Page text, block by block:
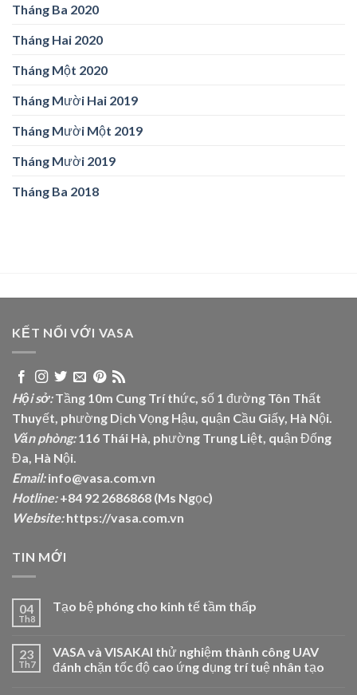
Tháng Ba 2020
Tháng Hai 2020
Tháng Một 2020
Tháng Mười Hai 2019
Tháng Mười Một 2019
Tháng Mười 2019
Tháng Ba 2018
KẾT NỐI VỚI VASA
Hội sở:Tầng 10m Cung Trí thức, số 1 đường Tôn Thất
Thuyết, phường Dịch Vọng Hậu, quận Cầu Giấy, Hà Nội.
Văn phòng:116 Thái Hà, phường Trung Liệt, quận Đống
Đa, Hà Nội.
Email:info@vasa.com.vn
Hotline:+84 92 2686868 (Ms Ngọc)
Website: https://vasa.com.vn
TIN MỚI
04
Th8
Tạo bệ phóng cho kinh tế tầm thấp
23
Th7
VASA và VISAKAI thử nghiệm thành công UAV
đánh chặn tốc độ cao ứng dụng trí tuệ nhân tạo